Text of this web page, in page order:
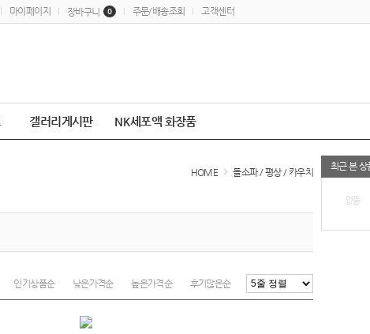
마이페이지 장바구니 0 주문/배송조회 고객센터
갤러리게시판 NK세포액 화장품
최근 본 상
없음
HOME 돌소파 / 평상 / 카우치
인기상품순 낮은가격순 높은가격순 후기많은순 최근등록순